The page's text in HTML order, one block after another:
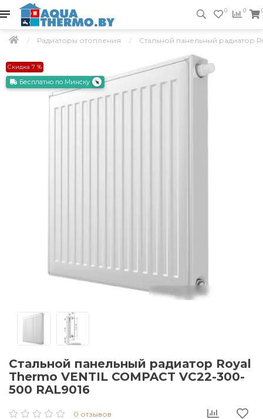
0 0
Радиаторы отопления Стальной панельный радиатор
Скидка 7 %
Бесплатно по Минску
Стальной панельный радиатор Royal
Thermo VENTIL COMPACT VC22-300-
500 RAL9016
0 отзывов